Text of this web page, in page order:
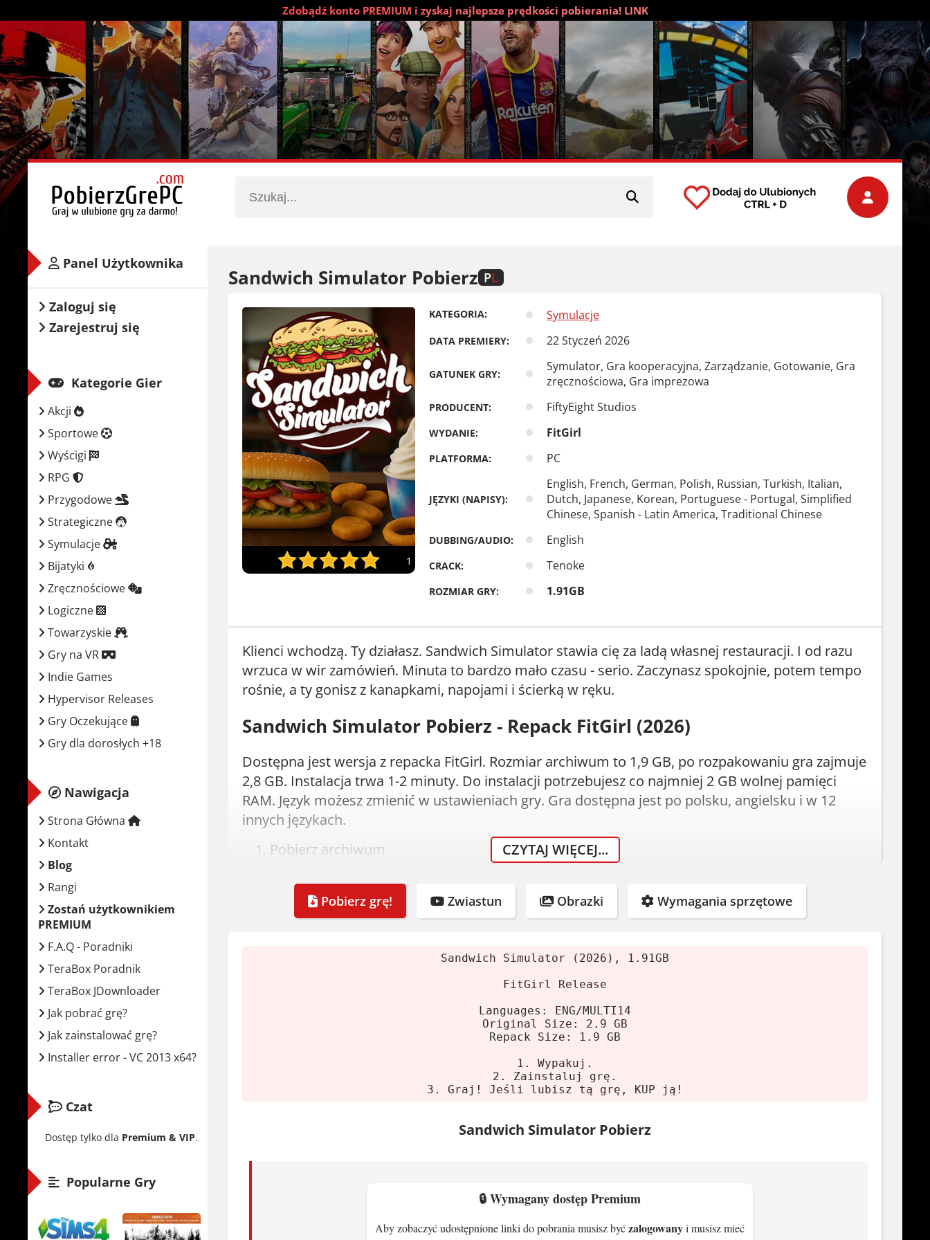
Zdobądź konto PREMIUM i zyskaj najlepsze prędkości pobierania! LINK
Sandwich Simulator Pobierz PL
1
KATEGORIA: Symulacje
DATA PREMIERY: 22 Styczeń 2026
GATUNEK GRY:
Symulator, Gra kooperacyjna, Zarządzanie, Gotowanie, Gra
zręcznościowa, Gra imprezowa
PRODUCENT: FiftyEight Studios
WYDANIE: FitGirl
PLATFORMA: PC
JĘZYKI (NAPISY):
English, French, German, Polish, Russian, Turkish, Italian,
Dutch, Japanese, Korean, Portuguese - Portugal, Simplified
Chinese, Spanish - Latin America, Traditional Chinese
DUBBING/AUDIO: English
CRACK: Tenoke
ROZMIAR GRY: 1.91GB
Klienci wchodzą. Ty działasz. Sandwich Simulator stawia cię za ladą własnej restauracji. I od razu
wrzuca w wir zamówień. Minuta to bardzo mało czasu - serio. Zaczynasz spokojnie, potem tempo
rośnie, a ty gonisz z kanapkami, napojami i ścierką w ręku.
Sandwich Simulator Pobierz - Repack FitGirl (2026)
Dostępna jest wersja z repacka FitGirl. Rozmiar archiwum to 1,9 GB, po rozpakowaniu gra zajmuje
2,8 GB. Instalacja trwa 1-2 minuty. Do instalacji potrzebujesz co najmniej 2 GB wolnej pamięci
RAM. Język możesz zmienić w ustawieniach gry. Gra dostępna jest po polsku, angielsku i w 12
innych językach.
Pobierz archiwum
Uruchom instalator
AMD Ryzen 5 1600 / Intel Core i5-8400
AMD Radeon RX-Vega 64 / GeForce GTX 1080
AMD Ryzen 5 3600 / Intel Core i7 7700K
Karta graficzna:AMD Radeon RX 5700 XT (8 GB), AMD Radeon RX 6600 XT (8 GB), NVIDIA
CZYTAJ WIĘCEJ...
Pobierz grę! Zwiastun Obrazki Wymagania sprzętowe
Sandwich Simulator (2026), 1.91GB
FitGirl Release
Languages: ENG/MULTI14
Original Size: 2.9 GB
Repack Size: 1.9 GB
1. Wypakuj.
2. Zainstaluj grę.
3. Graj! Jeśli lubisz tą grę, KUP ją!
Sandwich Simulator Pobierz
🔒 Wymagany dostęp Premium
Aby zobaczyć udostępnione linki do pobrania musisz byćzalogowanyi musisz mieć
Panel Użytkownika
Zaloguj się
Zarejestruj się
Kategorie Gier
Akcji
Sportowe
Wyścigi
RPG
Przygodowe
Strategiczne
Symulacje
Bijatyki
Zręcznościowe
Logiczne
Towarzyskie
Gry na VR
Indie Games
Hypervisor Releases
Gry Oczekujące
Gry dla dorosłych +18
Nawigacja
Strona Główna
Kontakt
Blog
Rangi
Zostań użytkownikiem
PREMIUM
F.A.Q - Poradniki
TeraBox Poradnik
TeraBox JDownloader
Jak pobrać grę?
Jak zainstalować grę?
Installer error - VC 2013 x64?
Czat
Dostęp tylko dla Premium & VIP.
Popularne Gry